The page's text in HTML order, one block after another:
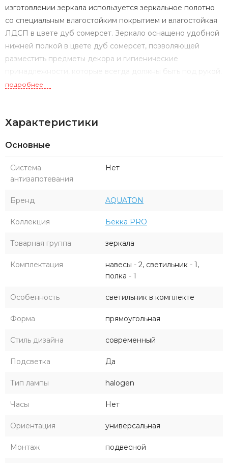
изготовлении зеркала используется зеркальное полотно
со специальным влагостойким покрытием и влагостойкая
ЛДСП в цвете дуб сомерсет. Зеркало оснащено удобной
нижней полкой в цвете дуб сомерсет, позволяющей
разместить предметы декора и гигиенические
принадлежности, которые всегда должны быть под рукой.
В верхней части зеркального полотна установлен
подробнее
Характеристики
Основные
Система
антизапотевания
Нет
Бренд AQUATON
Коллекция Бекка PRO
Товарная группа зеркала
Комплектация
навесы - 2, светильник - 1,
полка - 1
Особенность светильник в комплекте
Форма прямоугольная
Стиль дизайна современный
Подсветка Да
Тип лампы halogen
Часы Нет
Ориентация универсальная
Монтаж подвесной